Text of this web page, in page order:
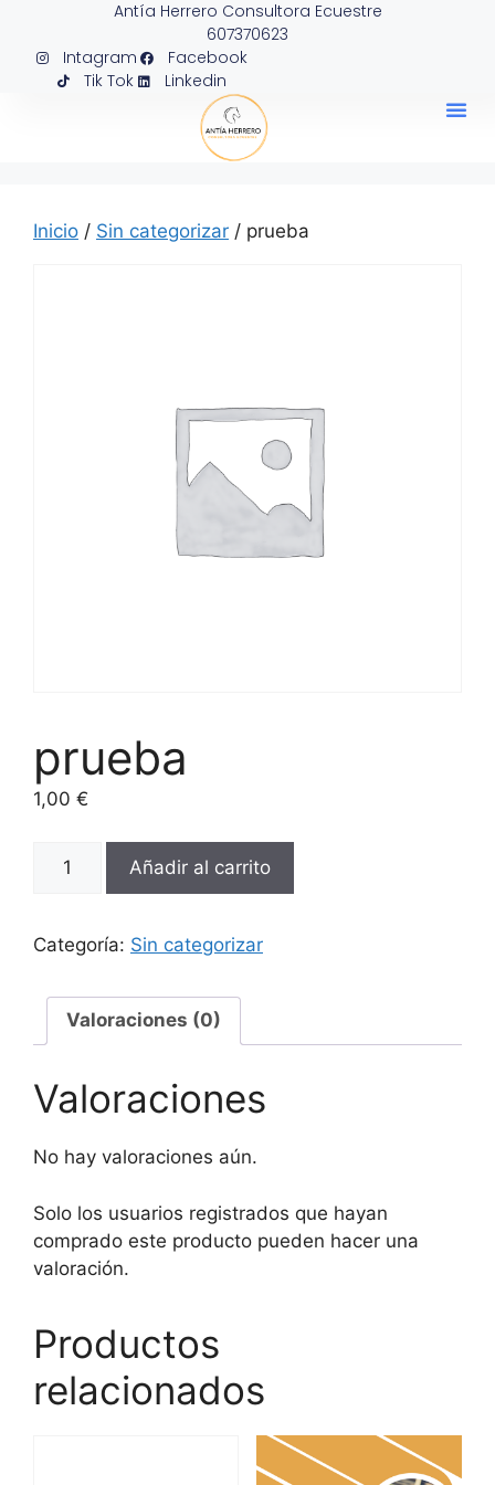
Antía Herrero Consultora Ecuestre
607370623
Intagram
Facebook
Tik Tok
Linkedin
Inicio / Sin categorizar / prueba
prueba
1,00 €
Añadir al carrito
Categoría: Sin categorizar
Valoraciones (0)
Valoraciones
No hay valoraciones aún.
Solo los usuarios registrados que hayan
comprado este producto pueden hacer una
valoración.
Productos
relacionados